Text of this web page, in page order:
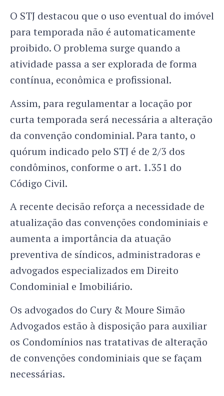
O STJ destacou que o uso eventual do imóvel
para temporada não é automaticamente
proibido. O problema surge quando a
atividade passa a ser explorada de forma
contínua, econômica e profissional.
Assim, para regulamentar a locação por
curta temporada será necessária a alteração
da convenção condominial. Para tanto, o
quórum indicado pelo STJ é de 2/3 dos
condôminos, conforme o art. 1.351 do
Código Civil.
A recente decisão reforça a necessidade de
atualização das convenções condominiais e
aumenta a importância da atuação
preventiva de síndicos, administradoras e
advogados especializados em Direito
Condominial e Imobiliário.
Os advogados do Cury & Moure Simão
Advogados estão à disposição para auxiliar
os Condomínios nas tratativas de alteração
de convenções condominiais que se façam
necessárias.